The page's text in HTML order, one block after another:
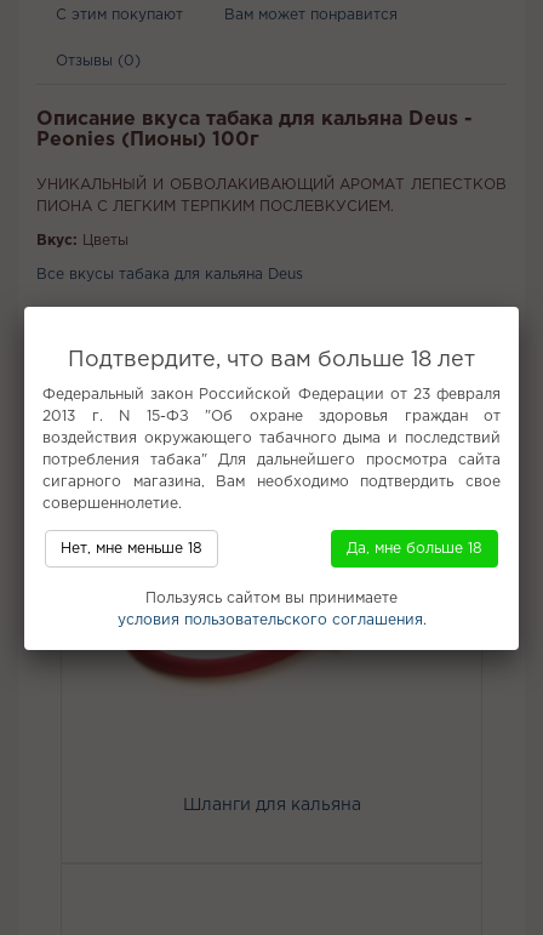
С этим покупают Вам может понравится
Отзывы (0)
Описание вкуса табака для кальяна Deus -
Peonies (Пионы) 100г
УНИКАЛЬНЫЙ И ОБВОЛАКИВАЮЩИЙ АРОМАТ ЛЕПЕСТКОВ
ПИОНА С ЛЕГКИМ ТЕРПКИМ ПОСЛЕВКУСИЕМ.
Вкус: Цветы
Все вкусы табака для кальяна Deus
Шланги для кальяна
Подтвердите, что вам больше 18 лет
Федеральный закон Российской Федерации от 23 февраля
2013 г. N 15-ФЗ "Об охране здоровья граждан от
воздействия окружающего табачного дыма и последствий
потребления табака" Для дальнейшего просмотра сайта
сигарного магазина, Вам необходимо подтвердить свое
совершеннолетие.
Нет, мне меньше 18 Да, мне больше 18
Пользуясь сайтом вы принимаете
условия пользовательского соглашения.